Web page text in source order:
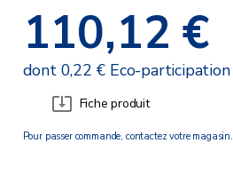
110,12 €
dont 0,22 € Eco-participation
Fiche produit
Pour passer commande, contactez votre magasin.